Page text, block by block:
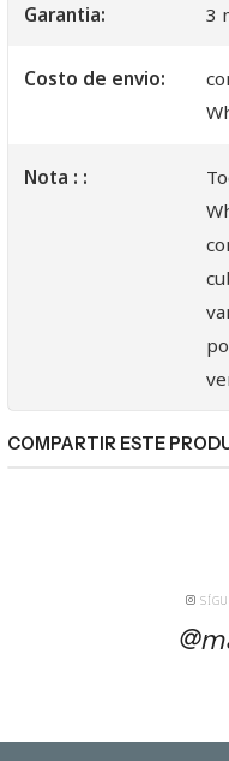
Garantia: 3
Costo de envio:
Nota : :
COMPARTIR ESTE